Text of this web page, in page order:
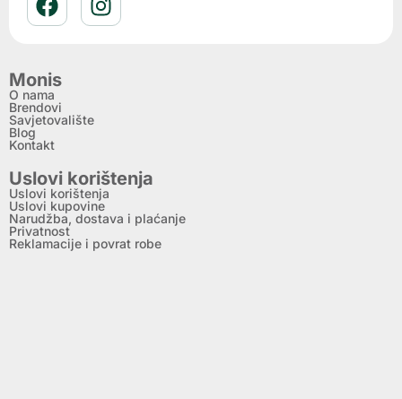
Monis
O nama
Brendovi
Savjetovalište
Blog
Kontakt
Uslovi korištenja
Uslovi korištenja
Uslovi kupovine
Narudžba, dostava i plaćanje
Privatnost
Reklamacije i povrat robe